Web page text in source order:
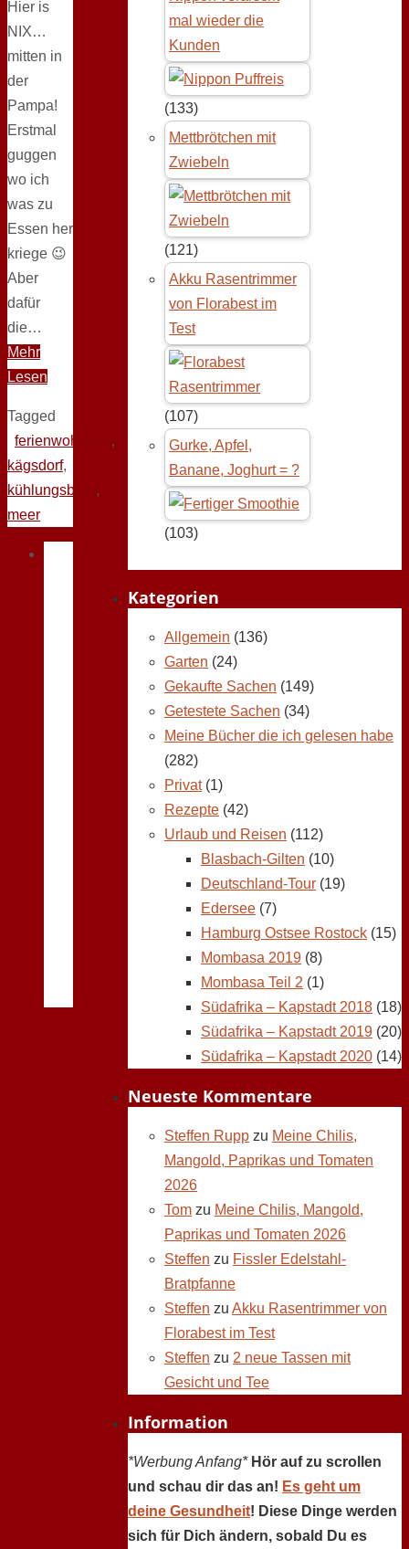
Hier is
NIX…
mitten in
der
Pampa!
Erstmal
guggen
wo ich
was zu
Essen her
kriege 😉
Aber
dafür
die…
Mehr
Lesen
Tagged
ferienwohnung ,
kägsdorf,
kühlungsborn ,
meer
mal wieder die
Kunden
(133)
Mettbrötchen mit
Zwiebeln
(121)
Akku Rasentrimmer
von Florabest im
Test
(107)
Gurke, Apfel,
Banane, Joghurt = ?
(103)
Kategorien
Allgemein (136)
Garten (24)
Gekaufte Sachen (149)
Getestete Sachen (34)
Meine Bücher die ich gelesen habe
(282)
Privat(1)
Rezepte (42)
Urlaub und Reisen (112)
Blasbach-Gilten (10)
Deutschland-Tour (19)
Edersee (7)
Hamburg Ostsee Rostock (15)
Mombasa 2019 (8)
Mombasa Teil 2 (1)
Südafrika – Kapstadt 2018 (18)
Südafrika – Kapstadt 2019 (20)
Südafrika – Kapstadt 2020 (14)
Neueste Kommentare
Steffen Rupp zu Meine Chilis,
Mangold, Paprikas und Tomaten
2026
Tom zu Meine Chilis, Mangold,
Paprikas und Tomaten 2026
Steffen zu Fissler Edelstahl-
Bratpfanne
Steffen zu Akku Rasentrimmer von
Florabest im Test
Steffen zu 2 neue Tassen mit
Gesicht und Tee
Information
*Werbung Anfang* Hör auf zu scrollen
und schau dir das an! Es geht um
deine Gesundheit! Diese Dinge werden
sich für Dich ändern, sobald Du es